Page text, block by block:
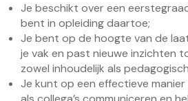
Je beschikt over een
bent in opleiding daartoe;
Je bent op de hoogte van de
je vak en past nieuwe inzichten
zowel inhoudelijk als
Je kunt op een effectieve